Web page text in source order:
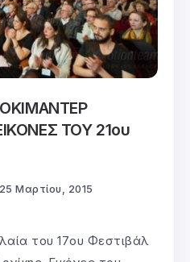
ΤΟΥ 21ου
25 Μαρτίου, 2015
του 17ου Φεστιβάλ